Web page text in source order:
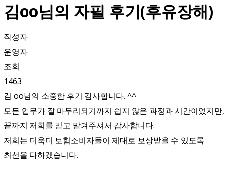
김oo님의 자필 후기(후유장해)
작성자
운영자
조회
1463
김 oo님의 소중한 후기 감사합니다. ^^
모든 업무가 잘 마무리되기까지 쉽지 않은 과정과 시간이었지만,
끝까지 저희를 믿고 맡겨주셔서 감사합니다.
저희는 더욱더 보험소비자들이 제대로 보상받을 수 있도록
최선을 다하겠습니다.